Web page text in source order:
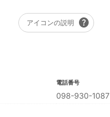
アイコンの説明 help
電話番号
098-930-1087